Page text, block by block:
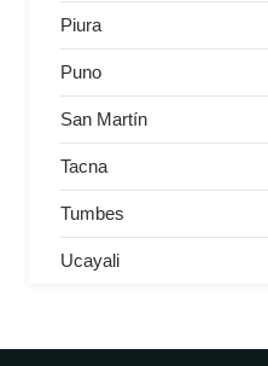
Piura
Puno
San Martín
Tacna
Tumbes
Ucayali